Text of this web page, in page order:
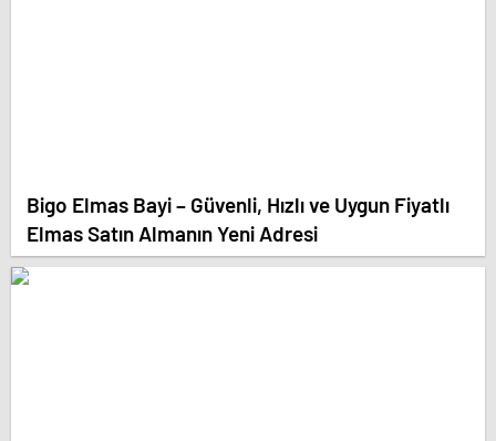
Bigo Elmas Bayi – Güvenli, Hızlı ve Uygun Fiyatlı
Elmas Satın Almanın Yeni Adresi